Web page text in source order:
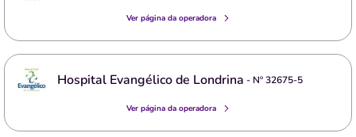
Ver página da operadora
Hospital Evangélico de Londrina - Nº32675-5
Ver página da operadora